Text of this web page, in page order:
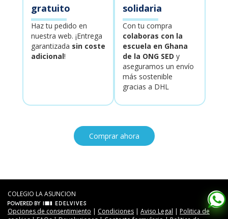
gratuito
Haz tu pedido en
nuestra web. ¡Entrega
garantizada sin coste
adicional!
solidaria
Con tu compra
colaboras con la
escuela en Ghana
de la ONG SED y
aseguramos un envío
más sostenible
gracias a DHL
Comprar ahora
COLEGIO LA ASUNCION
Opciones de consentimiento | Condiciones | Aviso Legal | Politica de